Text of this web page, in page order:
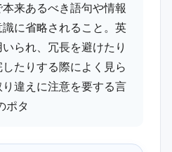
来あるべき語句や情報
に省略されること。英
られ、冗長を避けたり
たりする際によく見ら
違えに注意を要する言
ポタ